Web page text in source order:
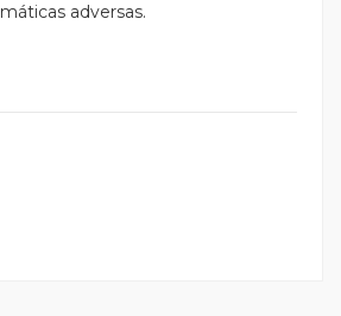
adversas.